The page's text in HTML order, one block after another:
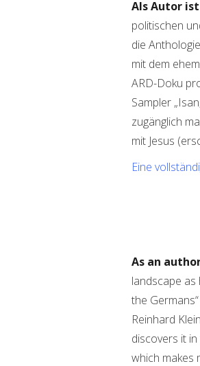
Als Autor
politischen
die
mit dem
ARD-Doku
Sampler
zugänglich
mit Jesus
Eine
As an
landscape as
the
Reinhard
discovers it
which makes